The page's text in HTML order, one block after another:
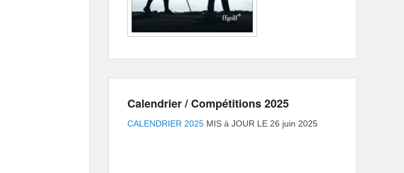
Calendrier / Compétitions 2025
CALENDRIER 2025 MIS à JOUR LE 26 juin 2025